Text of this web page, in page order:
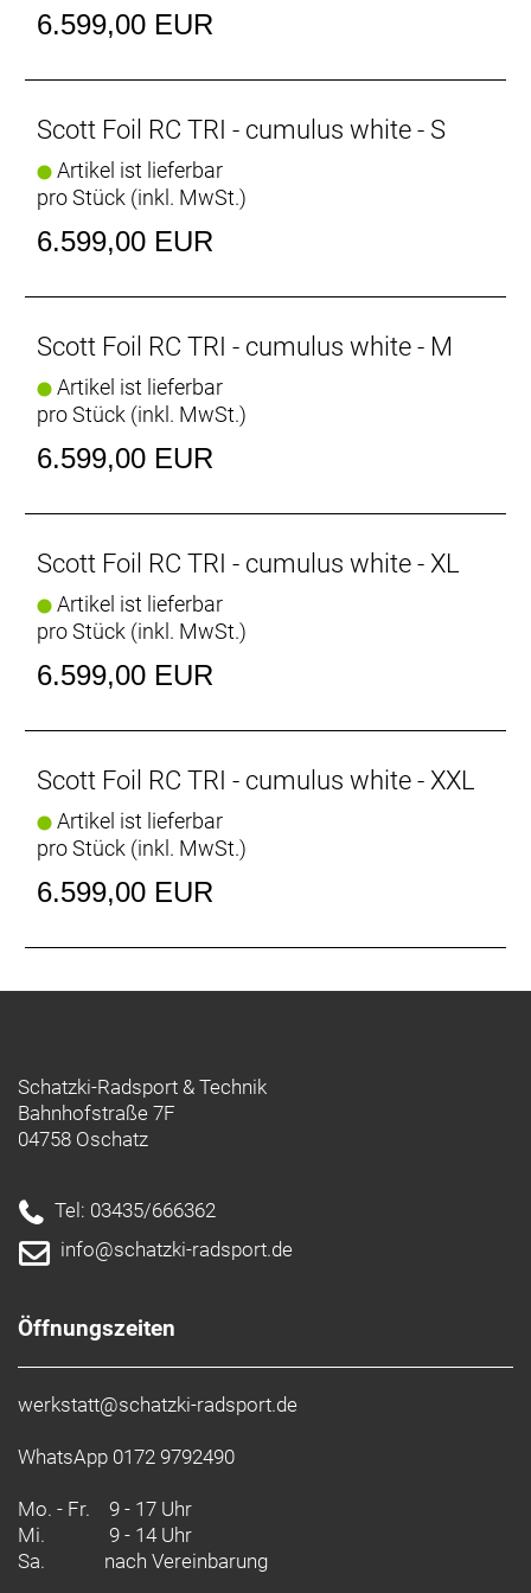
Laufradsatz: ZIPP 303S Carbon tubeless, 24 Front,
24 Rear, Syncros SL Axle, Removable Lever with
Fold,700x28C
Fold,700x28C
Steuersatz: Acros AIF-1138
Lenker: ZIPP VUKA Bull, VUKA clip with carbon EVO
extensions
Sattelstütze: Syncros Duncan SL Aero CFT
Zulässiges Gesamtgewicht: 120 kg
6.599,00 EUR
Scott Foil RC TRI - cumulus white - S
Artikel ist lieferbar
pro Stück (inkl. MwSt.)
6.599,00 EUR
Scott Foil RC TRI - cumulus white - M
Artikel ist lieferbar
pro Stück (inkl. MwSt.)
6.599,00 EUR
Scott Foil RC TRI - cumulus white - XL
Artikel ist lieferbar
pro Stück (inkl. MwSt.)
6.599,00 EUR
Scott Foil RC TRI - cumulus white - XXL
Artikel ist lieferbar
pro Stück (inkl. MwSt.)
6.599,00 EUR
Schatzki-Radsport & Technik
Bahnhofstraße 7F
04758 Oschatz
Tel: 03435/666362
info@schatzki-radsport.de
Öffnungszeiten
werkstatt@schatzki-radsport.de
WhatsApp 0172 9792490
Mo. - Fr. 9 - 17 Uhr
Mi.
9 - 14 Uhr
Sa.
nach Vereinbarung